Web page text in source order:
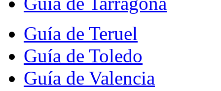
Guía de Teruel
Guía de Toledo
Guía de Valencia